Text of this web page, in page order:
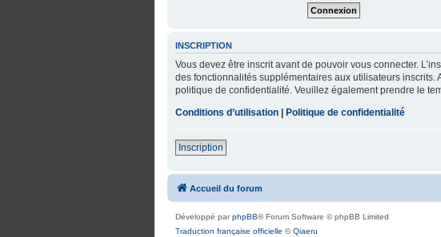
INSCRIPTION
Vous devez être inscrit avant de pouvoir vous connecter.
des fonctionnalités supplémentaires aux utilisateurs inscrits.
politique de confidentialité. Veuillez également prendre le
Conditions d’utilisation | Politique de confidentialité
Inscription
Accueil du forum
Développé parphpBB® Forum Software © phpBB Limited
Traduction française officielle ©Qiaeru